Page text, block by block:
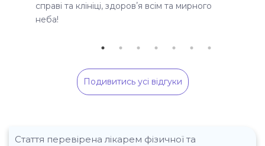
справі та клініці, здоровʼя всім та мирного
неба!
Подивитись усі відгуки
Стаття перевірена лікарем фізичної та